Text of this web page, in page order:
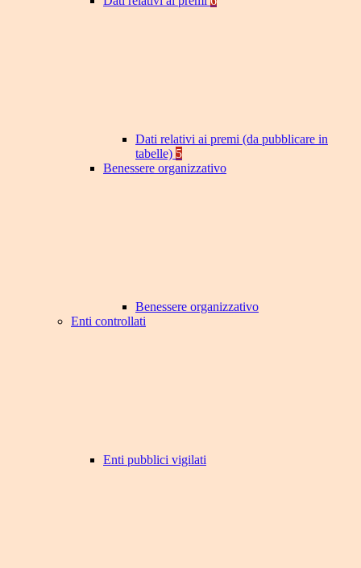
Dati relativi ai premi (da pubblicare in
tabelle) 5
Benessere organizzativo
Benessere organizzativo
Enti controllati
Enti pubblici vigilati